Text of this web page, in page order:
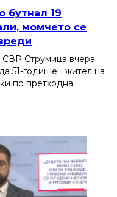
бутнал 19
момчето се
Струмица вчера
51-годишен жител на
по претходна